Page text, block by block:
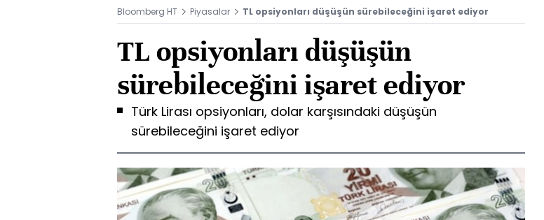
Bloomberg HT Piyasalar TL opsiyonları düşüşün sürebileceğini işaret ediyor
TL opsiyonları düşüşün
sürebileceğini işaret ediyor
Türk Lirası opsiyonları, dolar karşısındaki düşüşün
sürebileceğini işaret ediyor